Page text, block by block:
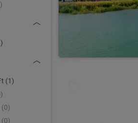
)
)
(1)
)
(0)
(0)